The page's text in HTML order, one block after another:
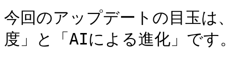
今回のアップデートの目玉
度」と「AIによる進化」です